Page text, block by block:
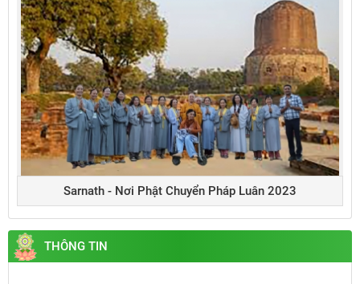
Sarnath - Nơi Phật Chuyển Pháp Luân 2023
THÔNG TIN